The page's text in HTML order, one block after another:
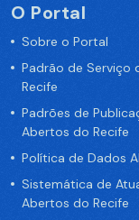
O Portal
Sobre o Portal
Padrão de Serviço
Recife
Padrões de
Abertos do Recife
Política de Dados
Sistemática de
Abertos do Recife